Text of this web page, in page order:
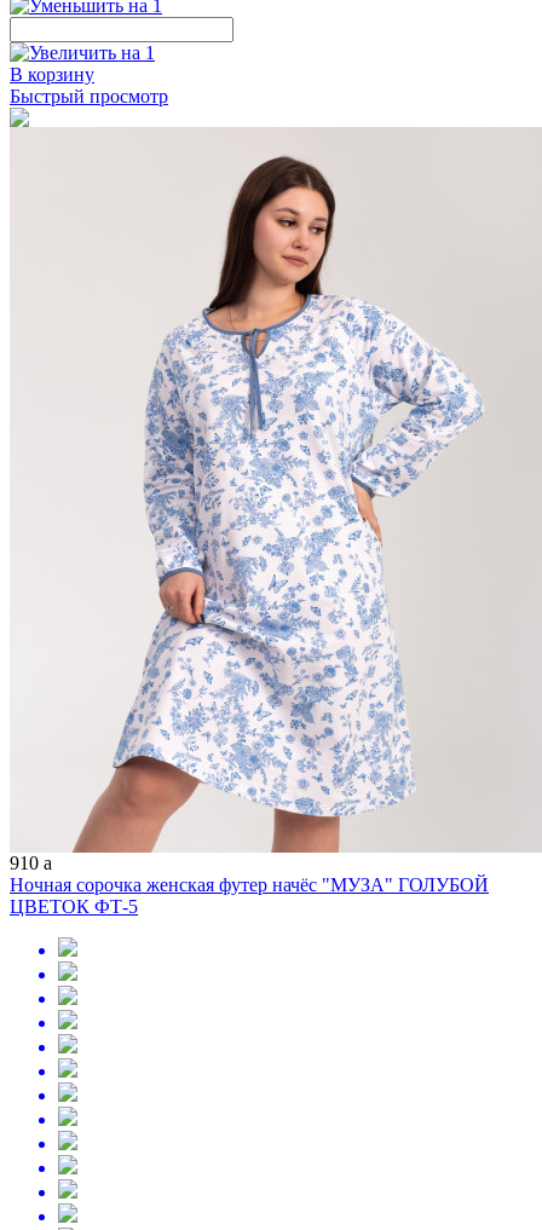
В корзину
Быстрый просмотр
910 a
Ночная сорочка женская футер начёс "МУЗА" ГОЛУБОЙ
ЦВЕТОК ФТ-5